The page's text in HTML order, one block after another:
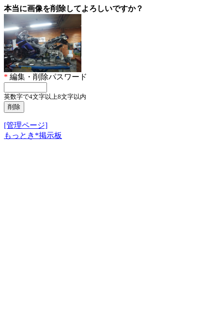
本当に画像を削除してよろしいですか？
* 編集・削除パスワード
英数字で4文字以上8文字以内
[管理ページ]
もっとき*掲示板